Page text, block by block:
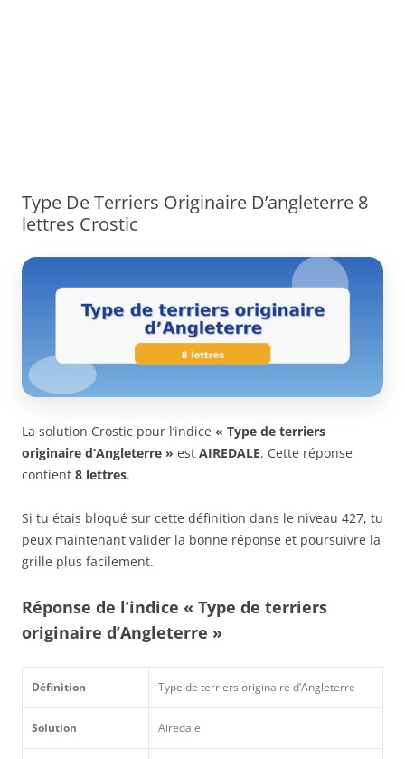
Type De Terriers Originaire D’angleterre 8
lettres Crostic
La solution Crostic pour l’indice « Type de terriers
originaire d’Angleterre » est AIREDALE. Cette réponse
contient 8 lettres.
Si tu étais bloqué sur cette définition dans le niveau 427, tu
peux maintenant valider la bonne réponse et poursuivre la
grille plus facilement.
Réponse de l’indice « Type de terriers
originaire d’Angleterre »
Définition Type de terriers originaire d’Angleterre
Solution Airedale